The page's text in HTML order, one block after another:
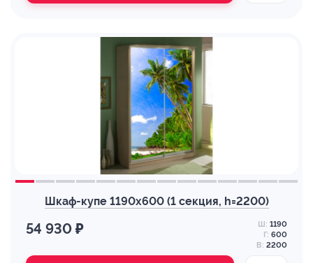
Шкаф-купе 1190х600 (1 секция, h=2200)
54 930 ₽ Ш: 1190
Г: 600
В: 2200